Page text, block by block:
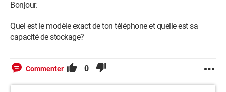
Bonjour.
Quel est le modèle exact de ton téléphone et quelle est sa
capacité de stockage?
Commenter 0